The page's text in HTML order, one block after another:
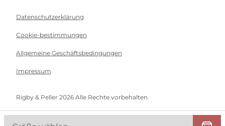
Datenschutzerklärung
Cookie-bestimmungen
Allgemeine Geschäftsbedingungen
Impressum
Rigby & Peller 2026 Alle Rechte vorbehalten